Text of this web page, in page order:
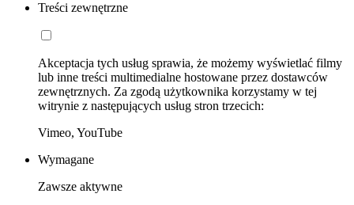
Treści zewnętrzne
Akceptacja tych usług sprawia, że możemy wyświetlać filmy
lub inne treści multimedialne hostowane przez dostawców
zewnętrznych. Za zgodą użytkownika korzystamy w tej
witrynie z następujących usług stron trzecich:
Vimeo, YouTube
Wymagane
Zawsze aktywne